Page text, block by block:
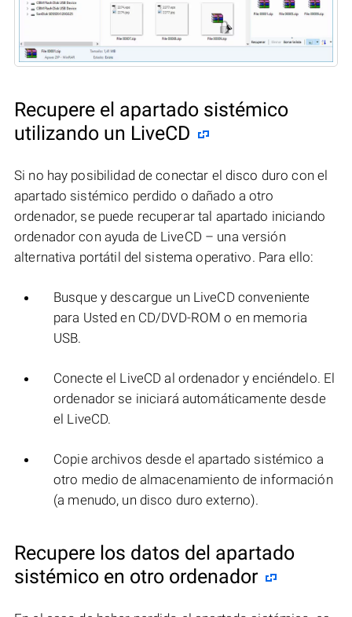
Recupere el apartado sistémico
utilizando un LiveCD
Si no hay posibilidad de conectar el disco duro con el
apartado sistémico perdido o dañado a otro
ordenador, se puede recuperar tal apartado iniciando
ordenador con ayuda de LiveCD – una versión
alternativa portátil del sistema operativo. Para ello:
Busque y descargue un LiveCD conveniente
para Usted en CD/DVD-ROM o en memoria
USB.
Conecte el LiveCD al ordenador y enciéndelo. El
ordenador se iniciará automáticamente desde
el LiveCD.
Copie archivos desde el apartado sistémico a
otro medio de almacenamiento de información
(a menudo, un disco duro externo).
Recupere los datos del apartado
sistémico en otro ordenador